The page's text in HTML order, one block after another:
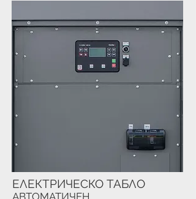
ЕЛЕКТРИЧЕСКО ТАБЛО
АВТОМАТИЧЕН